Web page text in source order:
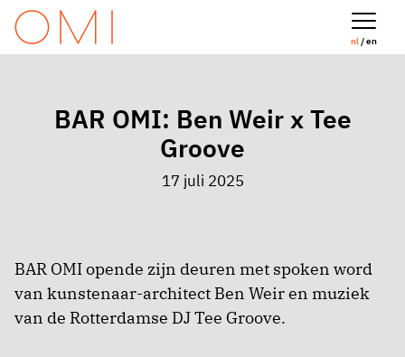
nl/ en
BAR OMI: Ben Weir x Tee
Groove
17 juli 2025
BAR OMI opende zijn deuren met spoken word
van kunstenaar-architect Ben Weir en muziek
van de Rotterdamse DJ Tee Groove.